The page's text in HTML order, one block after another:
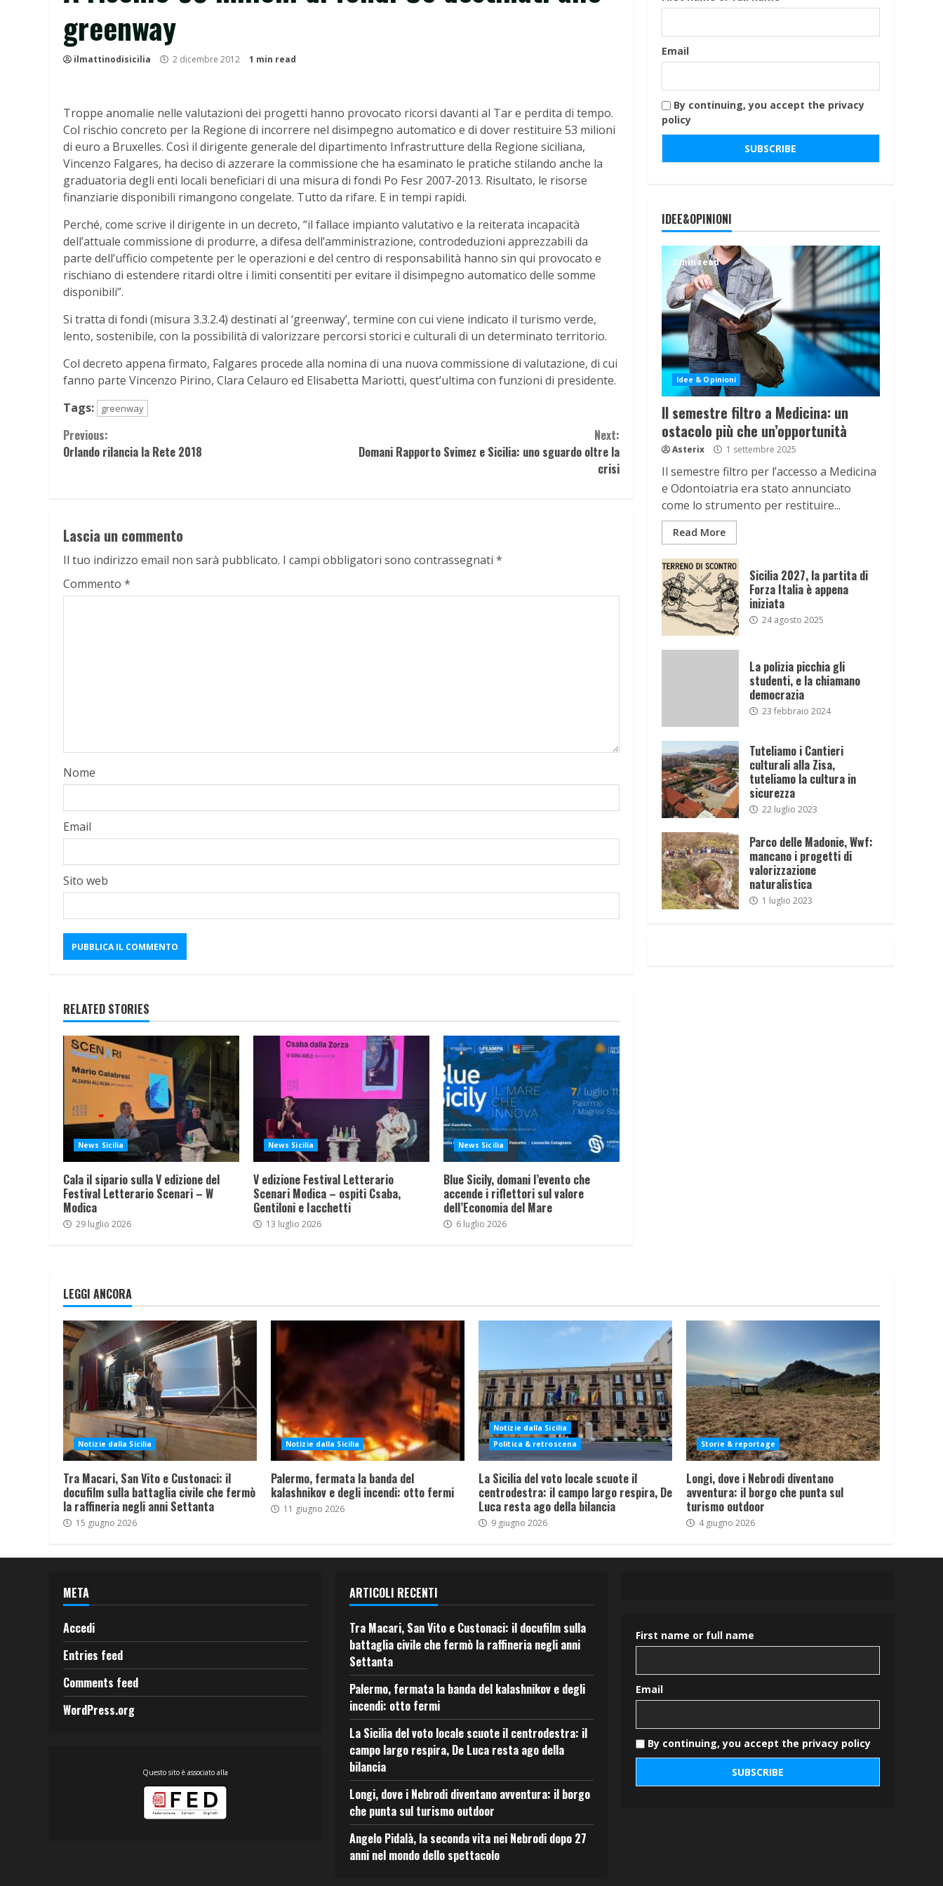
greenway
ilmattinodisicilia 2 dicembre 2012 1 min read
Troppe anomalie nelle valutazioni dei progetti hanno provocato ricorsi davanti al Tar e perdita di tempo.
Col rischio concreto per la Regione di incorrere nel disimpegno automatico e di dover restituire 53 milioni
di euro a Bruxelles. Così il dirigente generale del dipartimento Infrastrutture della Regione siciliana,
Vincenzo Falgares, ha deciso di azzerare la commissione che ha esaminato le pratiche stilando anche la
graduatoria degli enti locali beneficiari di una misura di fondi Po Fesr 2007-2013. Risultato, le risorse
finanziarie disponibili rimangono congelate. Tutto da rifare. E in tempi rapidi.
Perché, come scrive il dirigente in un decreto, “il fallace impianto valutativo e la reiterata incapacità
dell’attuale commissione di produrre, a difesa dell’amministrazione, controdeduzioni apprezzabili da
parte dell’ufficio competente per le operazioni e del centro di responsabilità hanno sin qui provocato e
rischiano di estendere ritardi oltre i limiti consentiti per evitare il disimpegno automatico delle somme
disponibili”.
Si tratta di fondi (misura 3.3.2.4) destinati al ‘greenway’, termine con cui viene indicato il turismo verde,
lento, sostenibile, con la possibilità di valorizzare percorsi storici e culturali di un determinato territorio.
Col decreto appena firmato, Falgares procede alla nomina di una nuova commissione di valutazione, di cui
fanno parte Vincenzo Pirino, Clara Celauro ed Elisabetta Mariotti, quest’ultima con funzioni di presidente.
Tags:
greenway
Continue
Reading
Previous:
Orlando rilancia la Rete 2018
Next:
Domani Rapporto Svimez e Sicilia: uno sguardo oltre la
crisi
Lascia un commento
Il tuo indirizzo email non sarà pubblicato. I campi obbligatori sono contrassegnati *
Commento *
Nome
Email
Sito web
RELATED STORIES
News Sicilia
Cala il sipario sulla V edizione del
Festival Letterario Scenari – W
Modica
29 luglio 2026
News Sicilia
V edizione Festival Letterario
Scenari Modica – ospiti Csaba,
Gentiloni e Iacchetti
13 luglio 2026
News Sicilia
Blue Sicily, domani l’evento che
accende i riflettori sul valore
dell’Economia del Mare
6 luglio 2026
Email
By continuing, you accept the privacy
policy
IDEE&OPINIONI
2 min read
Idee & Opinioni
Il semestre filtro a Medicina: un
ostacolo più che un’opportunità
Asterix 1 settembre 2025
Il semestre filtro per l’accesso a Medicina
e Odontoiatria era stato annunciato
come lo strumento per restituire...
Read More
Sicilia 2027, la partita di
Forza Italia è appena
iniziata
24 agosto 2025
La polizia picchia gli
studenti, e la chiamano
democrazia
23 febbraio 2024
Tuteliamo i Cantieri
culturali alla Zisa,
tuteliamo la cultura in
sicurezza
22 luglio 2023
Parco delle Madonie, Wwf:
mancano i progetti di
valorizzazione
naturalistica
1 luglio 2023
LEGGI ANCORA
Notizie dalla Sicilia
Tra Macari, San Vito e Custonaci: il
docufilm sulla battaglia civile che fermò
la raffineria negli anni Settanta
15 giugno 2026
Notizie dalla Sicilia
Palermo, fermata la banda del
kalashnikov e degli incendi: otto fermi
11 giugno 2026
Notizie dalla Sicilia
Politica & retroscena
La Sicilia del voto locale scuote il
centrodestra: il campo largo respira, De
Luca resta ago della bilancia
9 giugno 2026
Storie & reportage
Longi, dove i Nebrodi diventano
avventura: il borgo che punta sul
turismo outdoor
4 giugno 2026
META
Accedi
Entries feed
Comments feed
WordPress.org
Questo sito è associato alla
ARTICOLI RECENTI
Tra Macari, San Vito e Custonaci: il docufilm sulla
battaglia civile che fermò la raffineria negli anni
Settanta
Palermo, fermata la banda del kalashnikov e degli
incendi: otto fermi
La Sicilia del voto locale scuote il centrodestra: il
campo largo respira, De Luca resta ago della
bilancia
Longi, dove i Nebrodi diventano avventura: il borgo
che punta sul turismo outdoor
Angelo Pidalà, la seconda vita nei Nebrodi dopo 27
anni nel mondo dello spettacolo
First name or full name
Email
By continuing, you accept the privacy policy